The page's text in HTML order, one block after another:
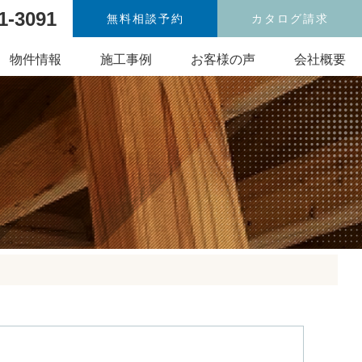
3091 無料相談予約 カタログ請求
物件情報 施工事例 お客様の声 会社概要